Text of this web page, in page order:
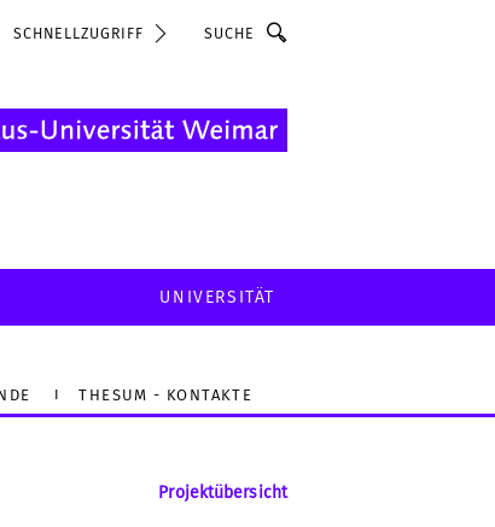
SCHNELLZUGRIFF Suche
UNIVERSITÄT
THESUM - KONTAKTE
Projektübersicht